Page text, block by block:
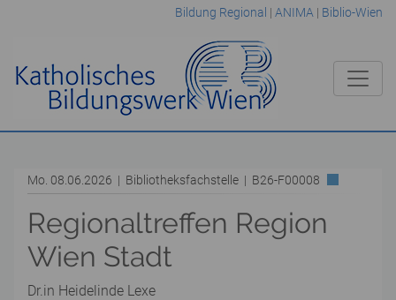
Bildung Regional | ANIMA | Biblio-Wien
Mo. 08.06.2026 | Bibliotheksfachstelle | B26-F00008
Regionaltreffen Region
Wien Stadt
Dr.in Heidelinde Lexe